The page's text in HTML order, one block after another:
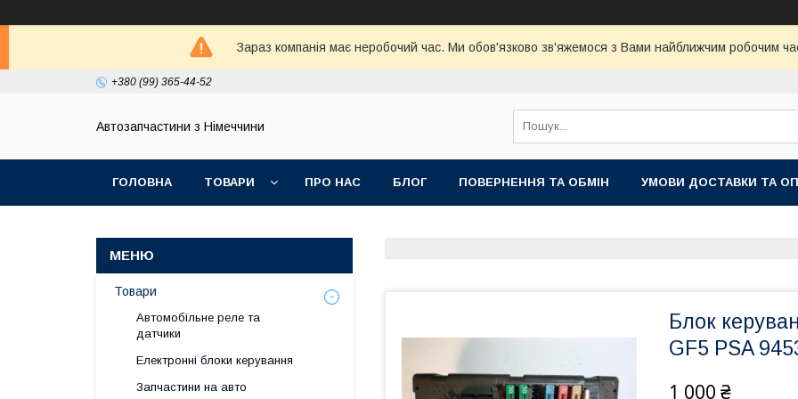
Зараз компанія має неробочий час. Ми обов'язково зв'яжемося з Вами найближчим робочим
+380 (99) 365-44-52
Автозапчастини з Німеччини
ГОЛОВНА ТОВАРИ ПРО НАС БЛОГ ПОВЕРНЕННЯ ТА ОБМІН УМОВИ ДОСТАВКИ ТА
Блок
GF5 PSA
1 000 ₴
Товари
Автомобільне реле та
датчики
Електронні блоки керування
Запчастини на авто